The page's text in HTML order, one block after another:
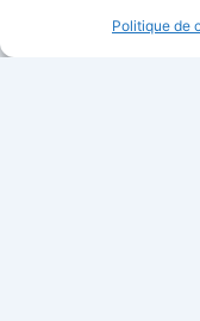
Politique de